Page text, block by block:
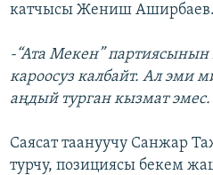
катчысы Жениш Аширбаев.
-“Ата Мекен”
кароосуз калбайт. Ал эми
аңдый турган кызмат эмес.
Саясат таануучу Санжар
турчу, позициясы бекем